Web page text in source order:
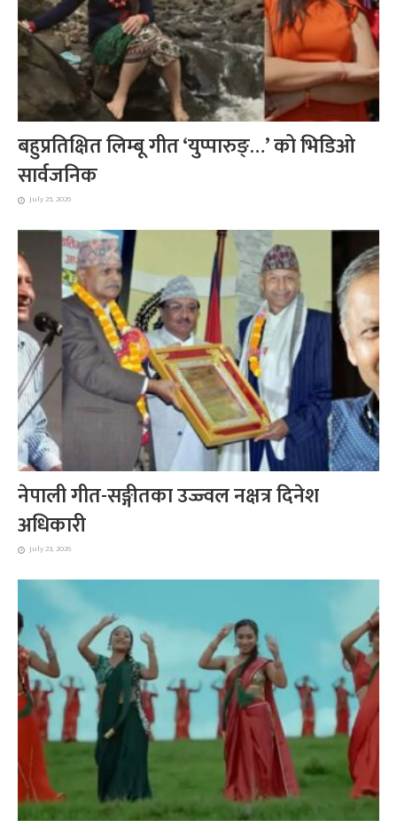
बहुप्रतिक्षित लिम्बू गीत ‘युप्पारुङ्…’ को भिडिओ
सार्वजनिक
July 25, 2026
नेपाली गीत-सङ्गीतका उज्ज्वल नक्षत्र दिनेश
अधिकारी
July 23, 2026